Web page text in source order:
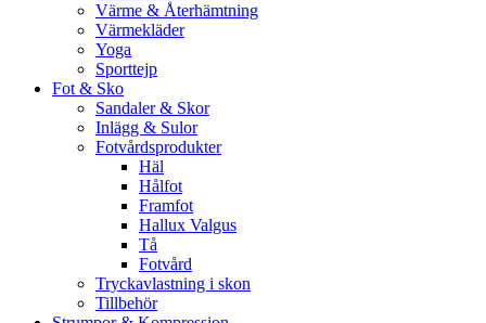
Värme & Återhämtning
Värmekläder
Yoga
Sporttejp
Fot & Sko
Sandaler & Skor
Inlägg & Sulor
Fotvårdsprodukter
Häl
Hålfot
Framfot
Hallux Valgus
Tå
Fotvård
Tryckavlastning i skon
Tillbehör